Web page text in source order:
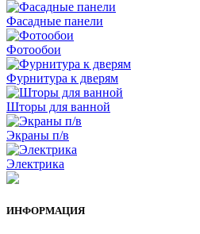
Фасадные панели
Фотообои
Фурнитура к дверям
Шторы для ванной
Экраны п/в
Электрика
ИНФОРМАЦИЯ